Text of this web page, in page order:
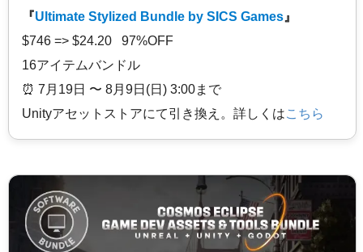
『Ultimate Stylized Bundle by SICS Games 』
$746 => $24.20 97%OFF
16アイテムバンドル
⏰️ 7月19日 〜 8月9日(日) 3:00まで
Unityアセットストアにて引き換え。詳しくはこちら